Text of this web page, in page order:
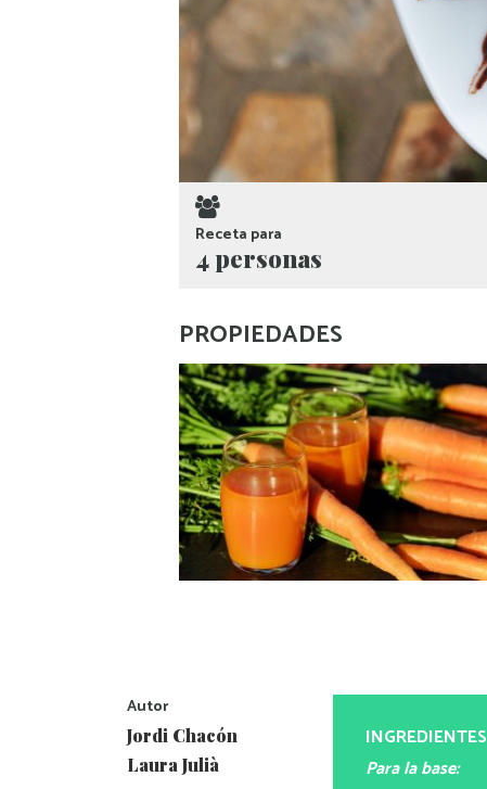
Receta para
4 personas
PROPIEDADES
Autor
Jordi Chacón
Laura Julià
INGREDIENTES
Para la base: